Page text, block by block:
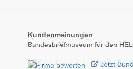
Kundenmeinungen
Bundesbriefmuseum für den
Jetzt